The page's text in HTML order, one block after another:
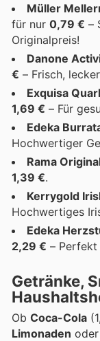
Müller
für nur 0,79 € –
Originalpreis!
Danone
€ – Frisch,
Exquisa
1,69 € – Für
Edeka
Hochwertiger
Rama
1,39 €.
Kerrygold
Hochwertiges
Edeka
2,29 € – Perfekt
Getränke,
Ob Coca-Cola
Limonaden oder